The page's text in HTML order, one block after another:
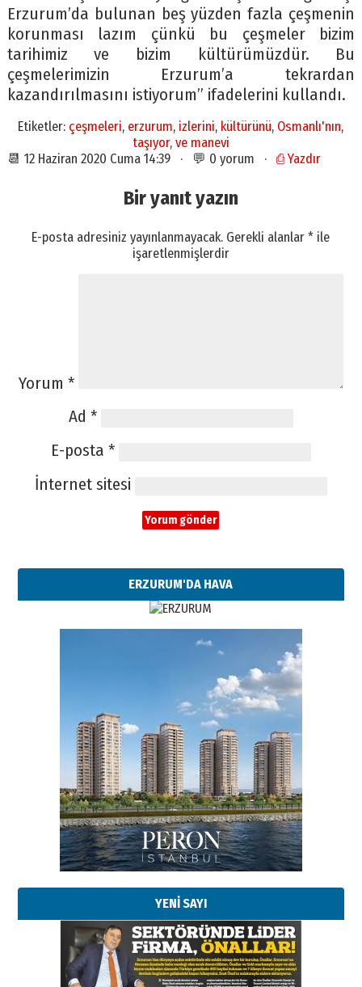
Erzurum’da bulunan beş yüzden fazla çeşmenin
korunması lazım çünkü bu çeşmeler bizim
tarihimiz ve bizim kültürümüzdür. Bu
çeşmelerimizin Erzurum’a tekrardan
kazandırılmasını istiyorum” ifadelerini kullandı.
Etiketler: çeşmeleri, erzurum, izlerini, kültürünü, Osmanlı'nın,
taşıyor, ve manevi
📆 12 Haziran 2020 Cuma 14:39 · 💬 0 yorum · ⎙ Yazdır
Bir yanıt yazın
E-posta adresiniz yayınlanmayacak. Gerekli alanlar* ile
işaretlenmişlerdir
Yorum *
Ad *
E-posta *
İnternet sitesi
ERZURUM'DA HAVA
YENİ SAYI